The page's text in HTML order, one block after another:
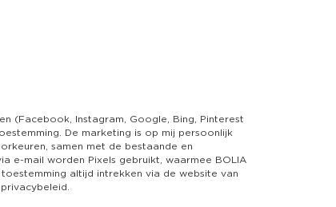
(Facebook, Instagram, Google, Bing, Pinterest
De marketing is op mij persoonlijk
samen met de bestaande en
e-mail worden Pixels gebruikt, waarmee BOLIA
altijd intrekken via de website van